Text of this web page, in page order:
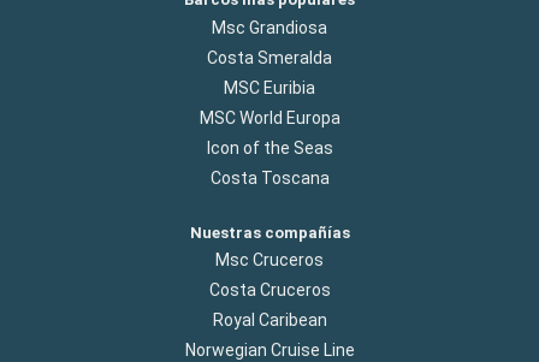
Msc Grandiosa
Costa Smeralda
MSC Euribia
MSC World Europa
Icon of the Seas
Costa Toscana
Nuestras compañías
Msc Cruceros
Costa Cruceros
Royal Caribean
Norwegian Cruise Line